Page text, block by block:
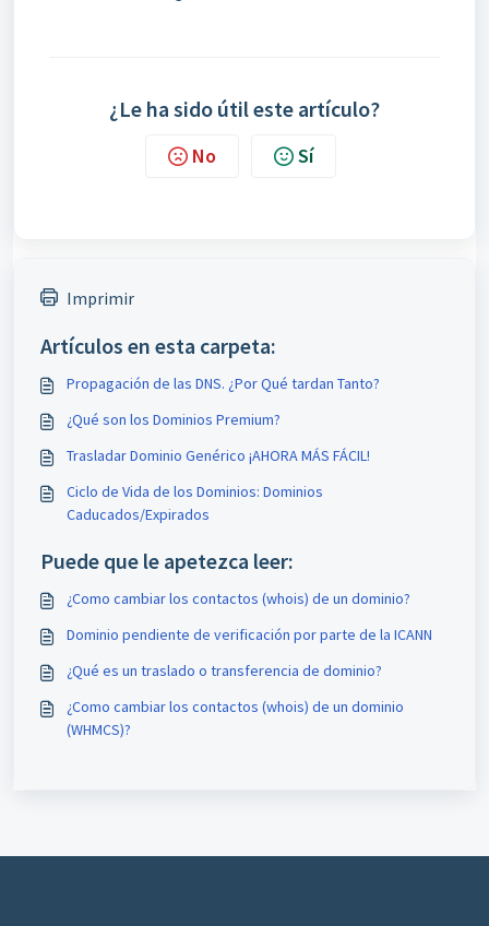
¿Le ha sido útil este artículo?
No Sí
Imprimir
Artículos en esta carpeta:
Propagación de las DNS. ¿Por Qué tardan Tanto?
¿Qué son los Dominios Premium?
Trasladar Dominio Genérico ¡AHORA MÁS FÁCIL!
Ciclo de Vida de los Dominios: Dominios
Caducados/Expirados
Puede que le apetezca leer:
¿Como cambiar los contactos (whois) de un dominio?
Dominio pendiente de verificación por parte de la ICANN
¿Qué es un traslado o transferencia de dominio?
¿Como cambiar los contactos (whois) de un dominio
(WHMCS)?